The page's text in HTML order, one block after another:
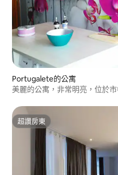
Portugalete的公寓
美麗的公寓，非常明亮，位於
超讚房東
超讚房東